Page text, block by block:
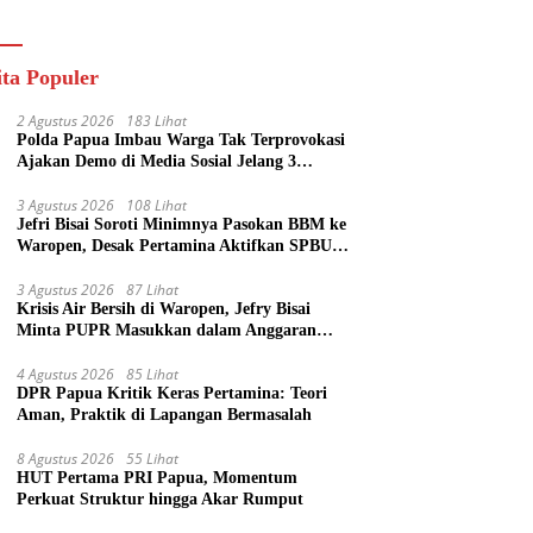
Populer
2 Agustus 2026 183 Lihat
Polda Papua Imbau Warga Tak Terprovokasi
Ajakan Demo di Media Sosial Jelang 3
3 Agustus 2026 108 Lihat
Jefri Bisai Soroti Minimnya Pasokan BBM ke
Waropen, Desak Pertamina Aktifkan SPBU
3 Agustus 2026 87 Lihat
Krisis Air Bersih di Waropen, Jefry Bisai
Minta PUPR Masukkan dalam Anggaran
4 Agustus 2026 85 Lihat
DPR Papua Kritik Keras Pertamina: Teori
Aman, Praktik di Lapangan Bermasalah
8 Agustus 2026 55 Lihat
HUT Pertama PRI Papua, Momentum
Perkuat Struktur hingga Akar Rumput